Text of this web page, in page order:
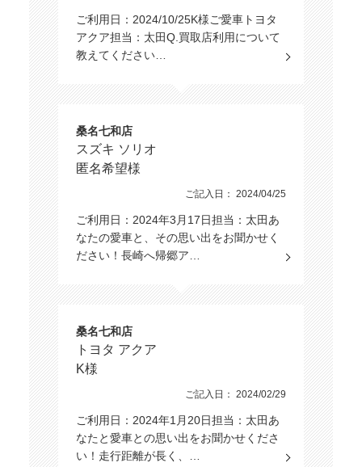
ご利用日：2024/10/25K様ご愛車トヨタ
アクア担当：太田Q.買取店利用について
教えてください…
桑名七和店
スズキ ソリオ
匿名希望様
ご記入日： 2024/04/25
ご利用日：2024年3月17日担当：太田あ
なたの愛車と、その思い出をお聞かせく
ださい！長崎へ帰郷ア…
桑名七和店
トヨタ アクア
K様
ご記入日： 2024/02/29
ご利用日：2024年1月20日担当：太田あ
なたと愛車との思い出をお聞かせくださ
い！走行距離が長く、…